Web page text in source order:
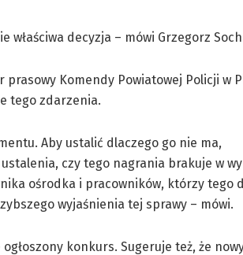
decyzja – mówi Grzegorz
Komendy Powiatowej Policji w
tego zdarzenia.
Aby ustalić dlaczego go nie ma,
czy tego nagrania brakuje w
ośrodka i pracowników, którzy tego
wyjaśnienia tej sprawy – mówi.
konkurs. Sugeruje też, że